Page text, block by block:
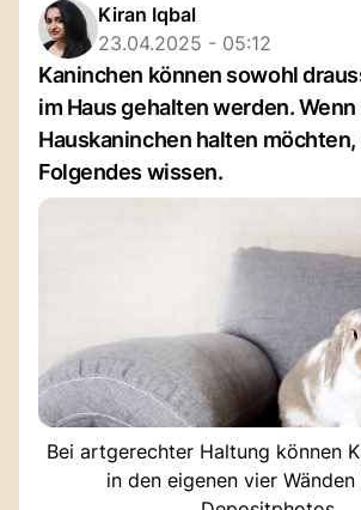
Kiran Iqbal
23.04.2025 - 05:12
Kaninchen können sowohl
im Haus gehalten werden. Wenn
Hauskaninchen halten
Folgendes wissen.
Bei artgerechter Haltung können
in den eigenen vier